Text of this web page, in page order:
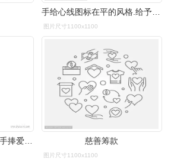
手给心线图标在平的风格.给予爱心理念,捐赠理念,健康理念
图片尺寸1100x1100
慈善筹款
图片尺寸1100x1100